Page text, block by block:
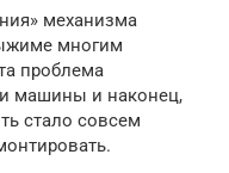
механизма
многим
проблема
машины и наконец,
стало совсем